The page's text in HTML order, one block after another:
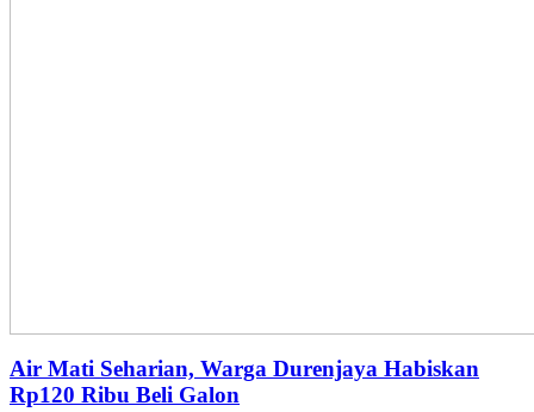
Air Mati Seharian, Warga Durenjaya Habiskan
Rp120 Ribu Beli Galon